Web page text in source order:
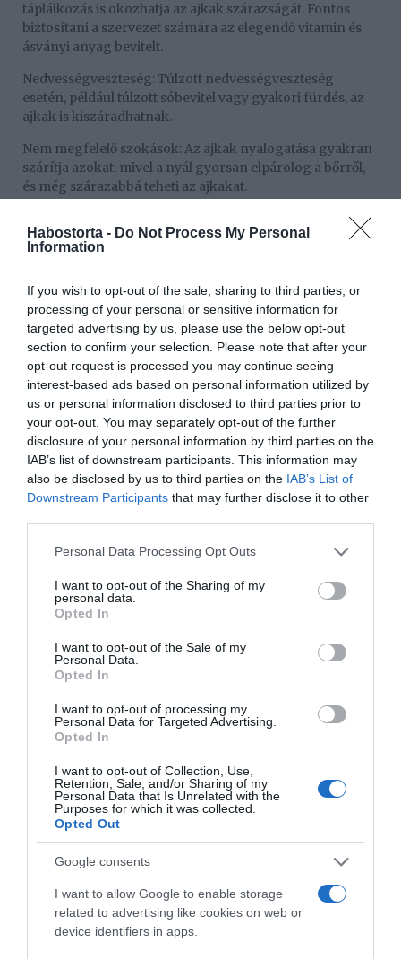
Habostorta - Do Not Process My Personal
Information
If you wish to opt-out of the sale, sharing to third parties, or
processing of your personal or sensitive information for
targeted advertising by us, please use the below opt-out
section to confirm your selection. Please note that after your
opt-out request is processed you may continue seeing
interest-based ads based on personal information utilized by
us or personal information disclosed to third parties prior to
your opt-out. You may separately opt-out of the further
disclosure of your personal information by third parties on the
IAB’s list of downstream participants. This information may
also be disclosed by us to third parties on the IAB’s List of
Downstream Participants that may further disclose it to other
Please note that this website/app uses one or more Google
not limited to your visit or usage behaviour. You may click to
grant or deny consent to Google and its third-party tags to
use your data for below specified purposes in below Google
consent section.
Personal Data Processing Opt Outs
I want to opt-out of the Sharing of my
personal data.
Opted In
I want to opt-out of the Sale of my
Personal Data.
Opted In
I want to opt-out of processing my
Personal Data for Targeted Advertising.
Opted In
I want to opt-out of Collection, Use,
Retention, Sale, and/or Sharing of my
Personal Data that Is Unrelated with the
Purposes for which it was collected.
Opted Out
Google consents
I want to allow Google to enable storage
related to advertising like cookies on web or
device identifiers in apps.
táplálkozás is okozhatja az ajkak szárazságát. Fontos
biztosítani a szervezet számára az elegendő vitamin és
ásványi anyag bevitelt.
Nedvességveszteség: Túlzott nedvességveszteség
esetén, például túlzott sóbevitel vagy gyakori fürdés, az
ajkak is kiszáradhatnak.
Nem megfelelő szokások: Az ajkak nyalogatása gyakran
szárítja azokat, mivel a nyál gyorsan elpárolog a bőrről,
és még szárazabbá teheti az ajkakat.
okozhatják az ajkak szárazságát. Ilyen esetekben orvosi
segítségre lehet szükség.
Mindenkori szájüregi problémák: Bizonyos szájüregi
állapotok, például szájpenész vagy ekcéma, szintén
hozzájárulhatnak az ajkak kiszáradásához.
A száraz ajkak elkerülése érdekében fontos odafigyelni a
megfelelő hidratációra, rendszeresen ápolni az ajkakat,
megfelelően táplálkozni és elkerülni az olyan
szokásokat, amelyek szárító hatásúak lehetnek. Ha az
ajkak tartósan szárazak maradnak, és az otthoni
intézkedések nem segítenek, érdemes konzultálni egy
orvossal vagy bőrgyógyásszal a probléma megfelelő
kezelése érdekében.
Címkék: egészség hidratálás, tanácsok okok
ajkak,fontos
Korábbi bejegyzések Következő bejegyzés
HASONLÓ BEJEGYZÉSEK